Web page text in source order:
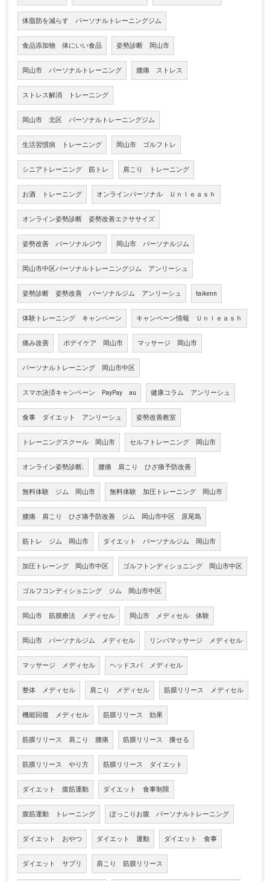
体脂肪を減らす パーソナルトレーニングジム
食品添加物 体にいい食品 姿勢診断 岡山市
岡山市 パーソナルトレーニング 腰痛 ストレス
ストレス解消 トレーニング
岡山市 北区 パーソナルトレーニングジム
生活習慣病 トレーニング 岡山市 ゴルフトレ
シニアトレーニング 筋トレ 肩こり トレーニング
お酒 トレーニング オンラインパーソナル Ｕｎｌｅａｓｈ
オンライン姿勢診断 姿勢改善エクササイズ
姿勢改善 パーソナルジウ 岡山市 パーソナルジム
岡山市中区パーソナルトレーニングジム アンリーシュ
姿勢診断 姿勢改善 パーソナルジム アンリーシュ taikenn
体験トレーニング キャンペーン キャンペーン情報 Ｕｎｌｅａｓｈ
痛み改善 ボデイケア 岡山市 マッサージ 岡山市
パーソナルトレーニング 岡山市中区
スマホ決済キャンペーン PayPay au 健康コラム アンリーシュ
食事 ダイエット アンリーシュ 姿勢改善教室
トレーニングスクール 岡山市 セルフトレーニング 岡山市
オンライン姿勢診断; 腰痛 肩こり ひざ痛予防改善
無料体験 ジム 岡山市 無料体験 加圧トレーニング 岡山市
腰痛 肩こり ひざ痛予防改善 ジム 岡山市中区 原尾島
筋トレ ジム 岡山市 ダイエット パーソナルジム 岡山市
加圧トレーング 岡山市中区 ゴルフトンディショニング 岡山市中区
ゴルフコンディショニング ジム 岡山市中区
岡山市 筋膜療法 メディセル 岡山市 メディセル 体験
岡山市 パーソナルジム メディセル リンパマッサージ メディセル
マッサージ メディセル ヘッドスパ メディセル
整体 メディセル 肩こり メディセル 筋膜リリース メディセル
機能回復 メディセル 筋膜リリース 効果
筋膜リリース 肩こり 腰痛 筋膜リリース 痩せる
筋膜リリース やり方 筋膜リリース ダイエット
ダイエット 腹筋運動 ダイエット 食事制限
腹筋運動 トレーニング ぽっこりお腹 パーソナルトレーニング
ダイエット おやつ ダイエット 運動 ダイエット 食事
ダイエット サプリ 肩こり 筋膜リリース